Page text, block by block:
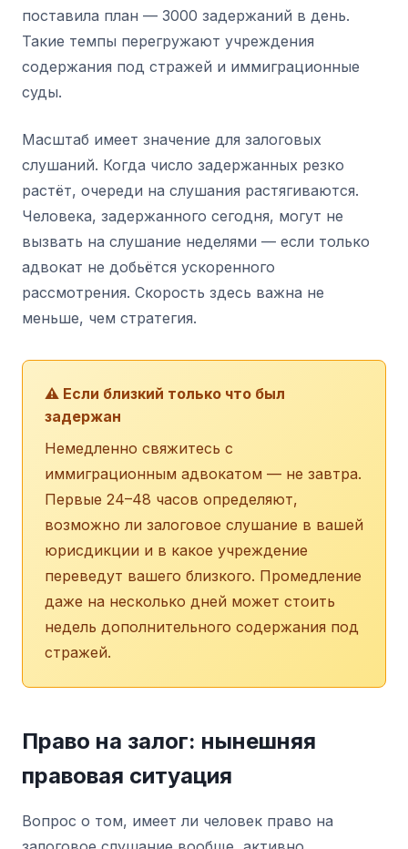
поставила план — 3000 задержаний в день.
Такие темпы перегружают учреждения
содержания под стражей и иммиграционные
суды.
Масштаб имеет значение для залоговых
слушаний. Когда число задержанных резко
растёт, очереди на слушания растягиваются.
Человека, задержанного сегодня, могут не
вызвать на слушание неделями — если только
адвокат не добьётся ускоренного
рассмотрения. Скорость здесь важна не
меньше, чем стратегия.
⚠️ Если близкий только что был
задержан
Немедленно свяжитесь с
иммиграционным адвокатом — не завтра.
Первые 24–48 часов определяют,
возможно ли залоговое слушание в вашей
юрисдикции и в какое учреждение
переведут вашего близкого. Промедление
даже на несколько дней может стоить
недель дополнительного содержания под
стражей.
Право на залог: нынешняя
правовая ситуация
Вопрос о том, имеет ли человек право на